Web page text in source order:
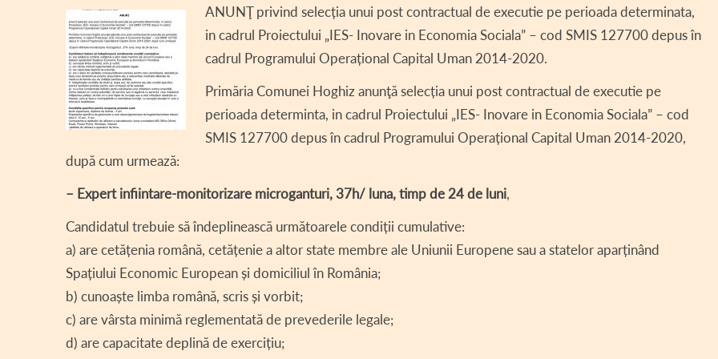
DECLARAȚII DE AVERE ► DECLARAȚII DE AVERE
DECLARAȚII DE AVERE
DECLARAȚII DE AVERE
DECLARAȚII DE AVERE
DECLARAȚII DE INTERESE ► DECLARAȚII DE
DECLARAȚII DE
DECLARAȚII DE
DECLARAȚII DE
H.C.L. 2018
REGULAMENT CONSILIU LOCAL
ASISTENȚĂ SOCIALĂ
INFORMAȚII INTERES PUBLIC
TRANSPARENȚĂ SALARIALĂ
PROIECTE DERULATE – COMUNA HOGHIZ
FAUNA ÎN HOGHIZ
TRADIȚII LA HOGHIZ
ANUNŢ privind selecția unui post contractual de executie pe perioada determinata,
in cadrul Proiectului „IES- Inovare in Economia Sociala” – cod SMIS 127700 depus în
cadrul Programului Operațional Capital Uman 2014-2020.
Primăria Comunei Hoghiz anunţă selecția unui post contractual de executie pe
perioada determinta, in cadrul Proiectului „IES- Inovare in Economia Sociala” – cod
SMIS 127700 depus în cadrul Programului Operațional Capital Uman 2014-2020,
după cum urmează:
– Expert infiintare-monitorizare microganturi, 37h/ luna, timp de 24 de luni,
Candidatul trebuie să îndeplinească următoarele condiții cumulative:
a) are cetățenia română, cetățenie a altor state membre ale Uniunii Europene sau a statelor aparținând
Spațiului Economic European și domiciliul în România;
b) cunoaște limba română, scris și vorbit;
c) are vârsta minimă reglementată de prevederile legale;
d) are capacitate deplină de exercițiu;